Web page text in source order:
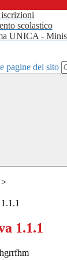
scolastico
UNICA -
pagine del sito
>
1.1.1